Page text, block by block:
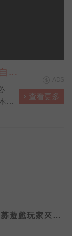
網
查看更多
遊戲玩家來淘